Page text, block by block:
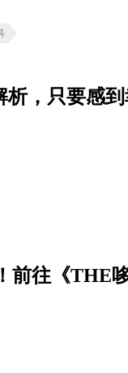
析，只要感
前往《THE